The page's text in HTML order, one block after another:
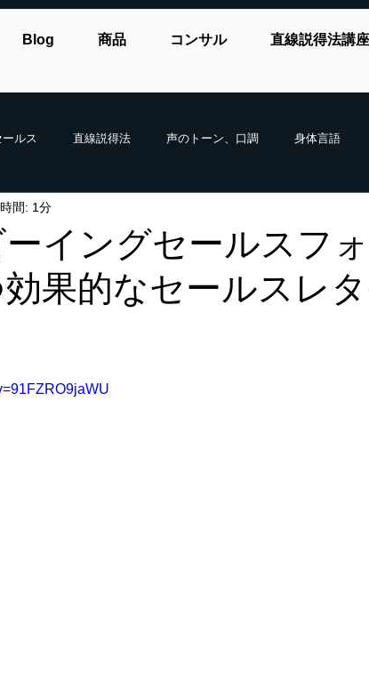
Blog 商品 コンサル 直線説得法講座
ールス 直線説得法 声のトーン、口調 身体言語
イングセールスフ
果的なセールスレ
間: 1分